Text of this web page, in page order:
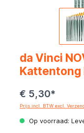
da Vinci
Kattentong
€ 5,30*
Prijs incl. BTW excl.
Op voorraad: